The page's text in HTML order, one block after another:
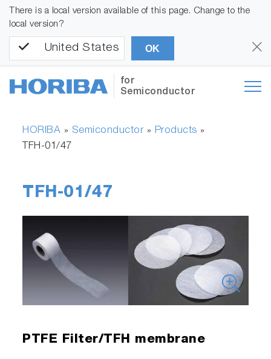
There is a local version available of this page. Change to the
local version?
United States OK
for
Semiconductor
HORIBA » Semiconductor» Products »
TFH-01/47
TFH-01/47
PTFE Filter/TFH membrane